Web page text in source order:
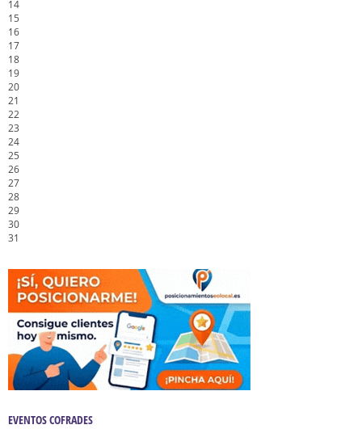
14
15
16
17
18
19
20
21
22
23
24
25
26
27
28
29
30
31
EVENTOS COFRADES